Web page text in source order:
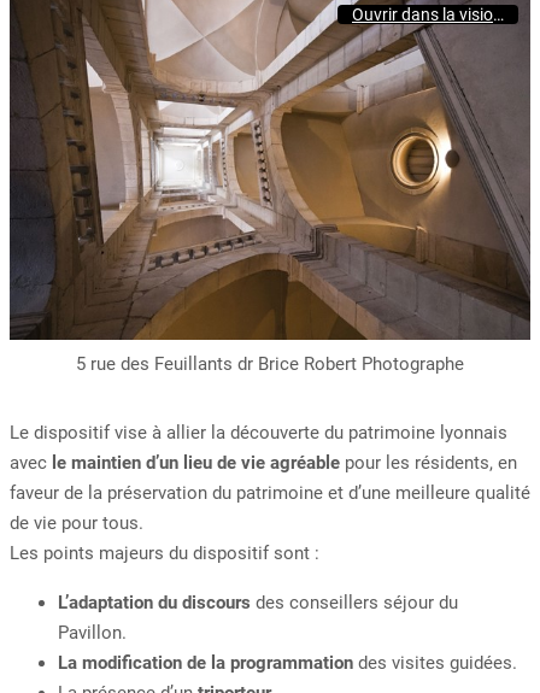
Ouvrir dans la visionneuse
5 rue des Feuillants dr Brice Robert Photographe
Le dispositif vise à allier la découverte du patrimoine lyonnais
avec le maintien d’un lieu de vie agréable pour les résidents, en
faveur de la préservation du patrimoine et d’une meilleure qualité
de vie pour tous.
Les points majeurs du dispositif sont :
L’adaptation du discours des conseillers séjour du
Pavillon.
La modification de la programmation des visites guidées.